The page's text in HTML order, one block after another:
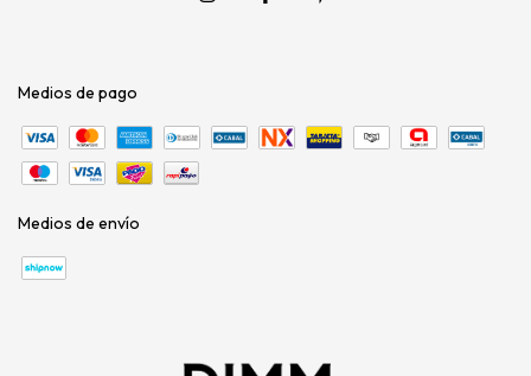
Medios de pago
Medios de envío